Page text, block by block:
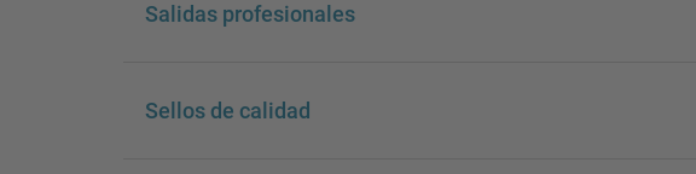
Salidas profesionales
Sellos de calidad